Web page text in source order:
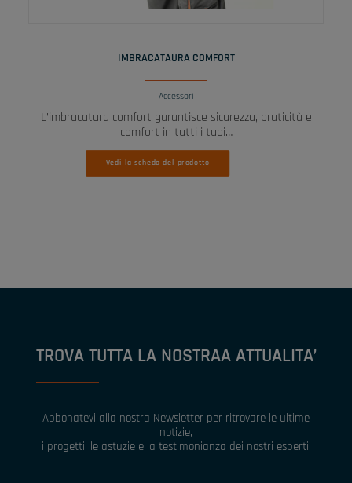
IMBRACATAURA COMFORT
Accessori
L’imbracatura comfort garantisce sicurezza, praticità e
comfort in tutti i tuoi…
Vedi la scheda del prodotto
TROVA TUTTA LA NOSTRAA ATTUALITA’
Abbonatevi alla nostra Newsletter per ritrovare le ultime
notizie,
i progetti, le astuzie e la testimonianza dei nostri esperti.